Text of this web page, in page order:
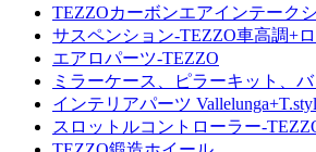
TEZZOカーボンエアインテーク
サスペンション-TEZZO車高調+
エアロパーツ-TEZZO
ミラーケース、ピラーキット、
インテリアパーツ
スロットルコントローラー-